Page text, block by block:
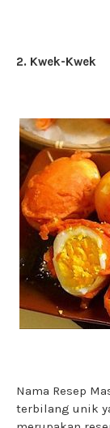
2. Kwek-Kwek
Nama Resep
terbilang unik